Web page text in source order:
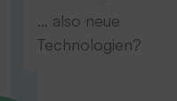
… also neue
Technologien?